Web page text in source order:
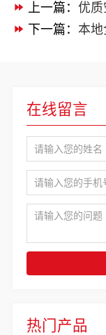
上一篇： 优质
下一篇： 本地
热门产品
在线留言